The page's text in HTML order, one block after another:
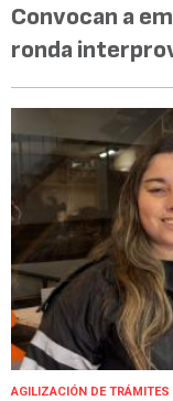
Convocan a
ronda
AGILIZACIÓN DE TRÁMITES